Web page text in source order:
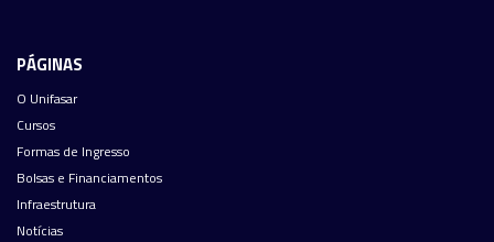
PÁGINAS
O Unifasar
Cursos
Formas de Ingresso
Bolsas e Financiamentos
Infraestrutura
Notícias